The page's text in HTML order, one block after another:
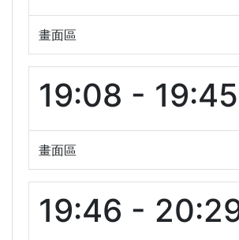
畫面區
19:08 - 19:45
畫面區
19:46 -